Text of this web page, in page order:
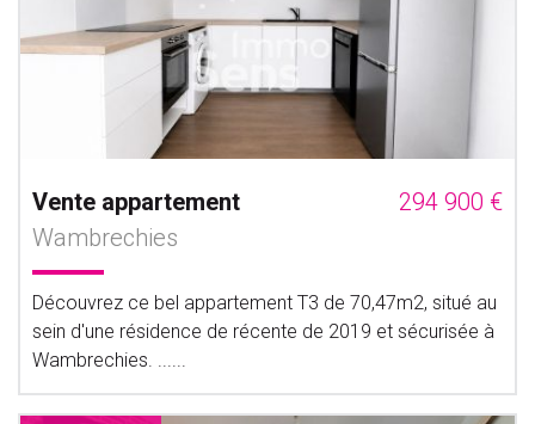
Vente appartement
294 900 €
Wambrechies
Découvrez ce bel appartement T3 de 70,47m2, situé au
sein d'une résidence de récente de 2019 et sécurisée à
Wambrechies. ......